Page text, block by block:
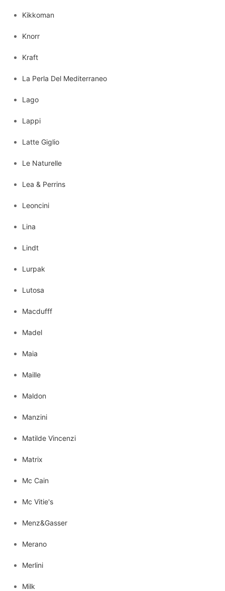
Kikkoman
Knorr
Kraft
La Perla Del Mediterraneo
Lago
Lappi
Latte Giglio
Le Naturelle
Lea & Perrins
Leoncini
Lina
Lindt
Lurpak
Lutosa
Macdufff
Madel
Maia
Maille
Maldon
Manzini
Matilde Vincenzi
Matrix
Mc Cain
Mc Vitie's
Menz&Gasser
Merano
Merlini
Milk